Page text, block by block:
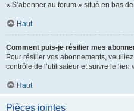
« S’abonner au forum » situé en bas
Haut
Comment puis-je résilier mes
Pour résilier vos abonnements,
contrôle de l’utilisateur et suivre le lien
Haut
Pièces jointes